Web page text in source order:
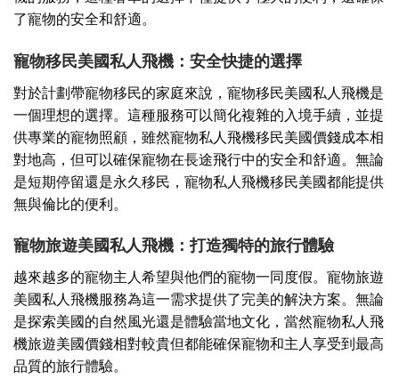
了寵物的安全和舒適。
寵物移民美國私人飛機：安全快捷的選擇
對於計劃帶寵物移民的家庭來說，寵物移民美國私人飛機是
一個理想的選擇。這種服務可以簡化複雜的入境手續，並提
供專業的寵物照顧，雖然寵物私人飛機移民美國價錢成本相
對地高，但可以確保寵物在長途飛行中的安全和舒適。無論
是短期停留還是永久移民，寵物私人飛機移民美國都能提供
無與倫比的便利。
寵物旅遊美國私人飛機：打造獨特的旅行體驗
越來越多的寵物主人希望與他們的寵物一同度假。寵物旅遊
美國私人飛機服務為這一需求提供了完美的解決方案。無論
是探索美國的自然風光還是體驗當地文化，當然寵物私人飛
機旅遊美國價錢相對較貴但都能確保寵物和主人享受到最高
品質的旅行體驗。